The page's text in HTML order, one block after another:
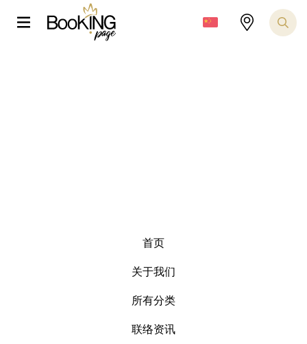
首页
关于我们
所有分类
联络资讯